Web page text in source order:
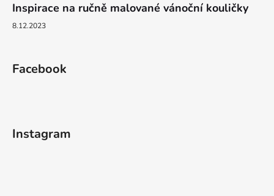
Inspirace na ručně malované vánoční kouličky
8.12.2023
Facebook
Instagram